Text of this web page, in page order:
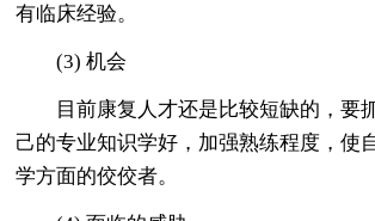
有临床经验。
(3) 机会
目前康复人才还是比较短缺的，要
己的专业知识学好，加强熟练程度，使
学方面的佼佼者。